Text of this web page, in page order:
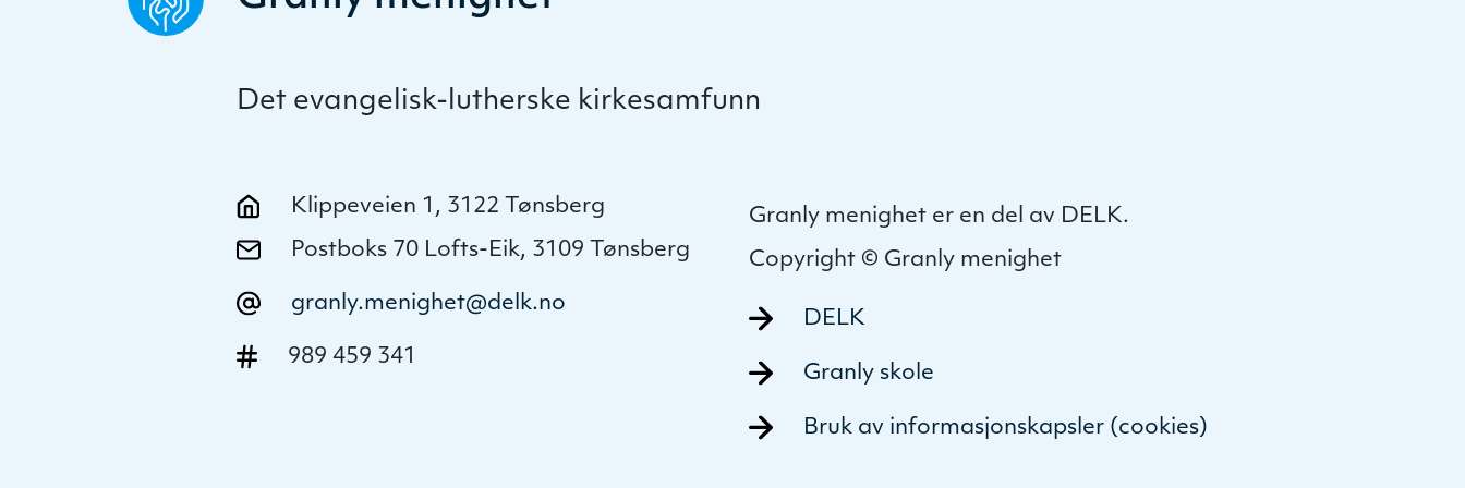
Det evangelisk-lutherske kirkesamfunn
Klippeveien 1, 3122 Tønsberg
Postboks 70 Lofts-Eik, 3109 Tønsberg
granly.menighet@delk.no
989 459 341
Granly menighet er en del av DELK.
Copyright © Granly menighet
DELK
Granly skole
Bruk av informasjonskapsler (cookies)